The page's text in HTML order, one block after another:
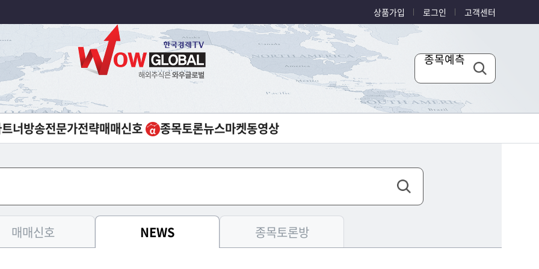
상품가입 로그인 고객센터
종목예측
너방송전문가전략매매신호 종목토론뉴스마켓동영상
매매신호 NEWS 종목토론방